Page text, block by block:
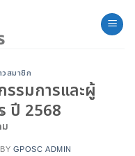
วสมาชิก
รมการและผู้
ปี 2568
BY GPOSC ADMIN